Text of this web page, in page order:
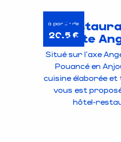
à partir de
20,5 €
Porte
Situé sur l'axe
Pouancé en
cuisine élaborée
vous est
hôtel-